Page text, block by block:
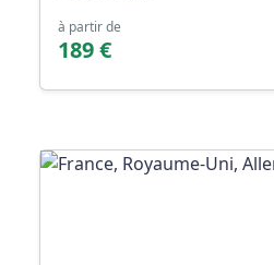
à partir de
189 €